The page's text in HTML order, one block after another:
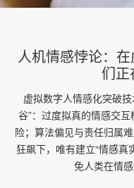
人机情感悖论：
们正
虚拟数字人情感化突破
谷”：过度拟真的情感交
险；算法偏见与责任归属
狂飙下，唯有建立“情感真
免人类在情